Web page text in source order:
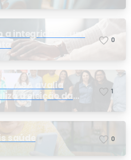
a integridade: um
0
PASA avalia
a eleição da
1
saúde 0